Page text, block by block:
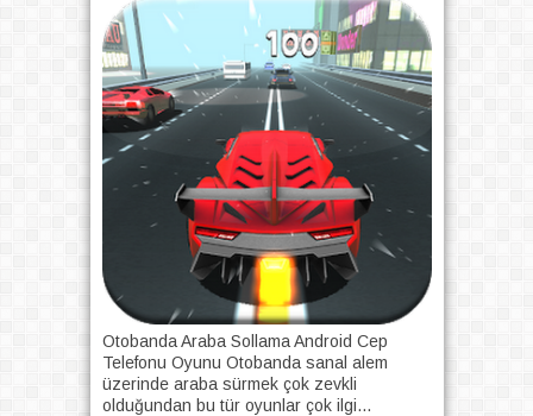
Otobanda Araba Sollama Android Cep
Telefonu Oyunu Otobanda sanal alem
üzerinde araba sürmek çok zevkli
olduğundan bu tür oyunlar çok ilgi...